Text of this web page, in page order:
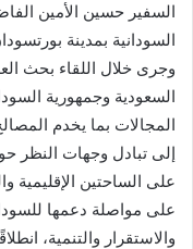
السفير حسين الأمين
السودانية بمدينة
وجرى خلال اللقاء بحث
السعودية وجمهورية
المجالات بما يخدم
إلى تبادل وجهات النظر
على الساحتين الإقليمية
على مواصلة دعمها
والاستقرار والتنمية،